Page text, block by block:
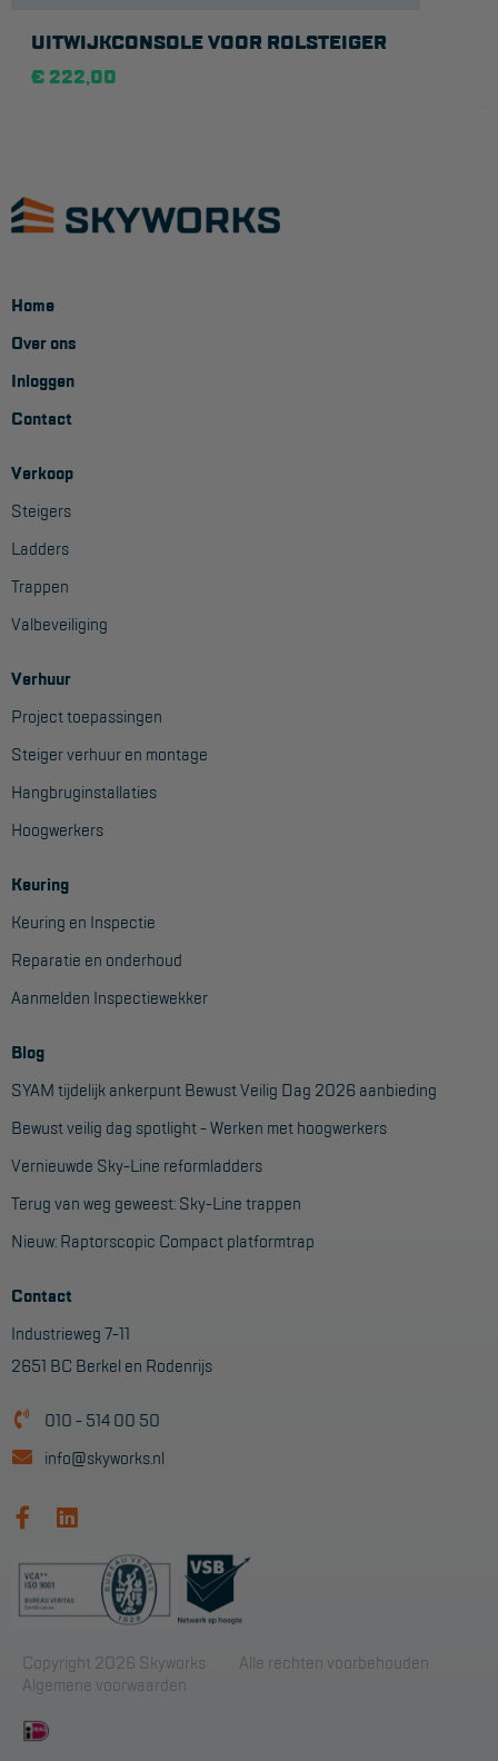
UITWIJKCONSOLE VOOR ROLSTEIGER
€ 222,00
Home
Over ons
Inloggen
Contact
Verkoop
Steigers
Ladders
Trappen
Valbeveiliging
Verhuur
Project toepassingen
Steiger verhuur en montage
Hangbruginstallaties
Hoogwerkers
Keuring
Keuring en Inspectie
Reparatie en onderhoud
Aanmelden Inspectiewekker
Blog
SYAM tijdelijk ankerpunt Bewust Veilig Dag 2026 aanbieding
Bewust veilig dag spotlight - Werken met hoogwerkers
Vernieuwde Sky-Line reformladders
Terug van weg geweest: Sky-Line trappen
Nieuw: Raptorscopic Compact platformtrap
Contact
Industrieweg 7-11
2651 BC Berkel en Rodenrijs
010 - 514 00 50
info@skyworks.nl
Copyright 2026 Skyworks
Alle rechten voorbehouden
Algemene voorwaarden